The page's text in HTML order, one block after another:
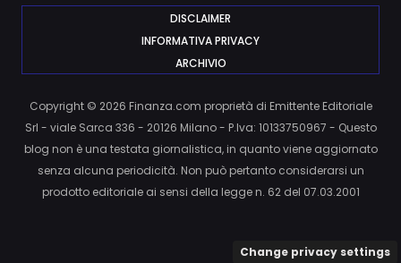
DISCLAIMER
INFORMATIVA PRIVACY
ARCHIVIO
Copyright © 2026 Finanza.com proprietà di Emittente Editoriale
Srl - viale Sarca 336 - 20126 Milano - P.Iva: 10133750967 - Questo
blog non è una testata giornalistica, in quanto viene aggiornato
senza alcuna periodicità. Non può pertanto considerarsi un
prodotto editoriale ai sensi della legge n. 62 del 07.03.2001
Change privacy settings